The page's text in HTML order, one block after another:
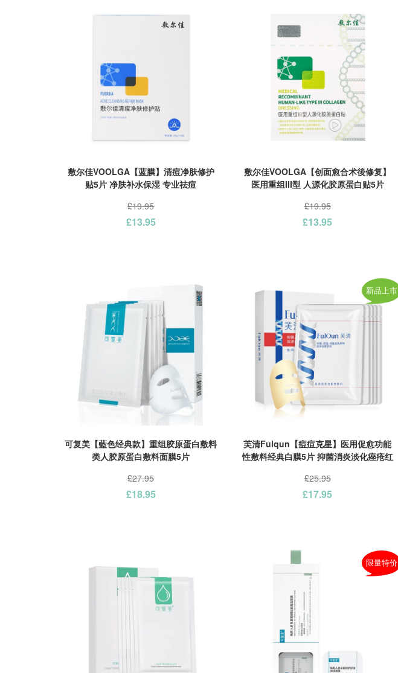
敷尔佳VOOLGA【蓝膜】清痘净肤修护
贴5片 净肤补水保湿 专业祛痘
£19.95
£13.95
敷尔佳VOOLGA【创面愈合术後修复】
医用重组III型 人源化胶原蛋白贴5片
£19.95
£13.95
可复美【藍色经典款】重组胶原蛋白敷料
类人胶原蛋白敷料面膜5片
£27.95
£18.95
芙清Fulqun【痘痘克星】医用促愈功能
性敷料经典白膜5片 抑菌消炎淡化痤疮红
新品上市
£25.95
£17.95
限量特价